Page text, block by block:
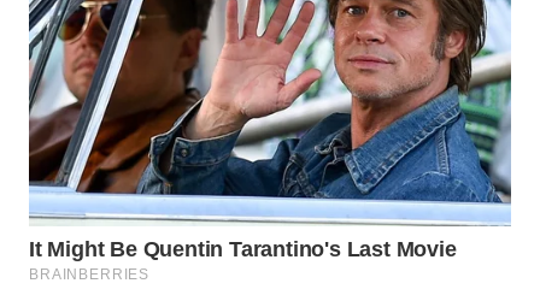
TV
WAHANANEWS
ID
WAHANANEWS
CO ID
WAHANANEWS
NET